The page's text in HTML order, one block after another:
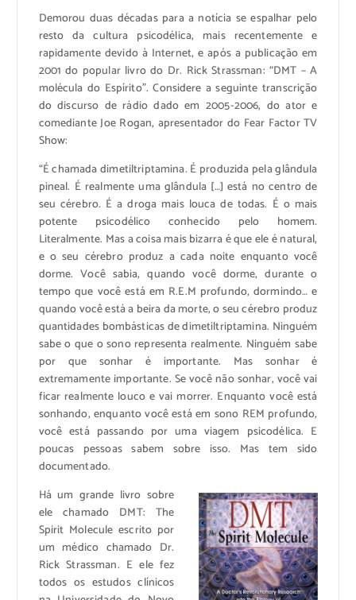
Demorou duas décadas para a notícia se espalhar pelo
resto da cultura psicodélica, mais recentemente e
rapidamente devido à Internet, e após a publicação em
2001 do popular livro do Dr. Rick Strassman: “DMT – A
molécula do Espírito”. Considere a seguinte transcrição
do discurso de rádio dado em 2005-2006, do ator e
comediante Joe Rogan, apresentador do Fear Factor TV
Show:
“É chamada dimetiltriptamina. É produzida pela glândula
pineal. É realmente uma glândula […] está no centro de
seu cérebro. É a droga mais louca de todas. É o mais
potente psicodélico conhecido pelo homem.
Literalmente. Mas a coisa mais bizarra é que ele é natural,
e o seu cérebro produz a cada noite enquanto você
dorme. Você sabia, quando você dorme, durante o
tempo que você está em R.E.M profundo, dormindo… e
quando você está a beira da morte, o seu cérebro produz
quantidades bombásticas de dimetiltriptamina. Ninguém
sabe o que o sono representa realmente. Ninguém sabe
por que sonhar é importante. Mas sonhar é
extremamente importante. Se você não sonhar, você vai
ficar realmente louco e vai morrer. Enquanto você está
sonhando, enquanto você está em sono REM profundo,
você está passando por uma viagem psicodélica. E
poucas pessoas sabem sobre isso. Mas tem sido
documentado.
Há um grande livro sobre
ele chamado DMT: The
Spirit Molecule escrito por
um médico chamado Dr.
Rick Strassman. E ele fez
todos os estudos clínicos